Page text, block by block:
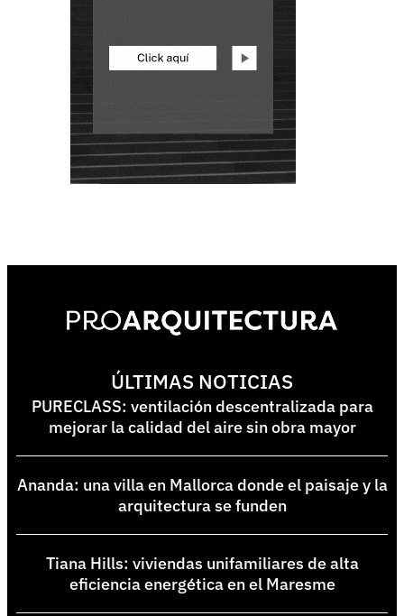
ÚLTIMAS NOTICIAS
PURECLASS: ventilación descentralizada para
mejorar la calidad del aire sin obra mayor
Ananda: una villa en Mallorca donde el paisaje y la
arquitectura se funden
Tiana Hills: viviendas unifamiliares de alta
eficiencia energética en el Maresme